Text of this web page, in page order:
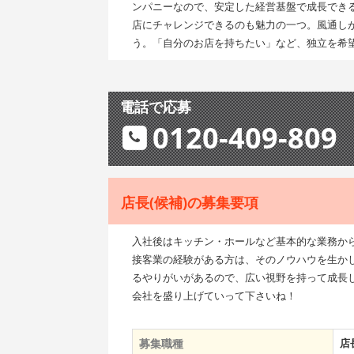
ンパニーなので、安定した経営基盤で成長で
店にチャレンジできるのも魅力の一つ。風通
う。「自分のお店を持ちたい」など、独立を
電話で応募
0120-409-809
店長(候補)の募集要項
入社後はキッチン・ホールなど基本的な業務
接客業の経験がある方は、そのノウハウを生
るやりがいがあるので、広い視野を持って成
会社を盛り上げていって下さいね！
募集職種 店